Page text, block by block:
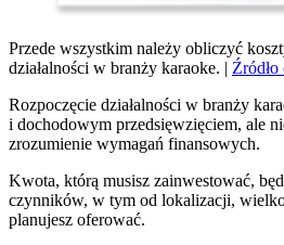
Przede wszystkim należy obliczyć
działalności w branży karaoke. | Źródło
Rozpoczęcie działalności w branży
i dochodowym przedsięwzięciem, ale
zrozumienie wymagań finansowych.
Kwota, którą musisz zainwestować,
czynników, w tym od lokalizacji,
planujesz oferować.